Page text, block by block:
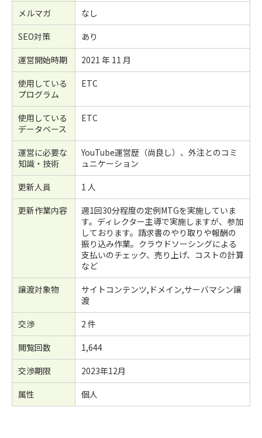
メルマガ
なし
SEO対策
あり
運営開始時期
2021 年 11 月
使用している
プログラム
ETC
使用している
データベース
ETC
運営に必要な
知識・技術
YouTube運営歴（尚良し）、外注とのコミ
ュニケーション
更新人員
1 人
更新作業内容
週1回30分程度の定例MTGを実施していま
す。ディレクター主導で実施しますが、参加
しております。請求書のやり取りや報酬の
振り込み作業。クラウドソーシングによる
支払いのチェック、売り上げ、コストの計算
など
譲渡対象物
サイトコンテンツ,ドメイン,サーバマシン譲
渡
交渉
2 件
閲覧回数
1,644
交渉期限
2023年12月
属性
個人